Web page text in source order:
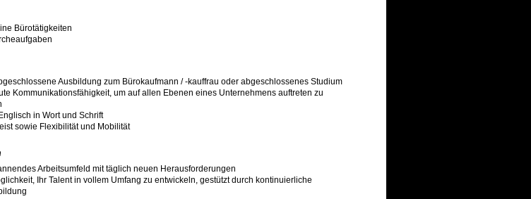
Bürotätigkeiten
Ausbildung zum Bürokaufmann / -kauffrau oder abgeschlossenes Studium
Kommunikationsfähigkeit, um auf allen Ebenen eines Unternehmens auftreten zu
in Wort und Schrift
sowie Flexibilität und Mobilität
Arbeitsumfeld mit täglich neuen Herausforderungen
Ihr Talent in vollem Umfang zu entwickeln, gestützt durch kontinuierliche